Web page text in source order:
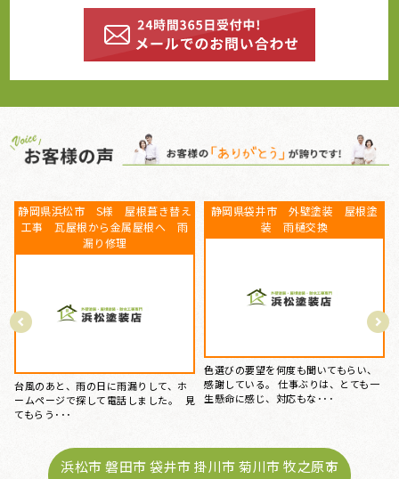
屋根塗
らい、
とても一
屋根塗装、棟鈑金交換、外壁塗
装 静岡県浜松市 N様
5社くらい提案を聞きましたが、浜松塗
装店さんが一番丁寧にご対応ください
ました。 職人さんも、･･･
ベランダFRP防水工事、屋根
工事、外壁塗装、庇補修工
岡県盤田市 K様
15年前にマイホームを購入して
特にお手入れはしておらず、あ
浜松市 磐田市 袋井市 掛川市 菊川市 牧之原市